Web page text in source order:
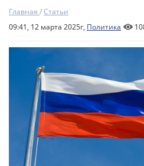
Главная /Статьи
09:41, 12 марта 2025г, Политика